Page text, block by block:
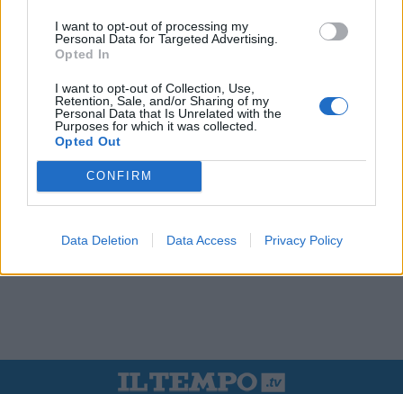
I want to opt-out of processing my
Personal Data for Targeted Advertising.
Opted In
I want to opt-out of Collection, Use,
Retention, Sale, and/or Sharing of my
Personal Data that Is Unrelated with the
Purposes for which it was collected.
Opted Out
CONFIRM
Data Deletion Data Access Privacy Policy